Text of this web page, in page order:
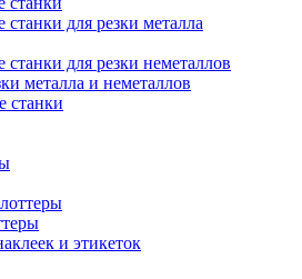
для резки металла
для резки неметаллов
металла и неметаллов
станки
и этикеток